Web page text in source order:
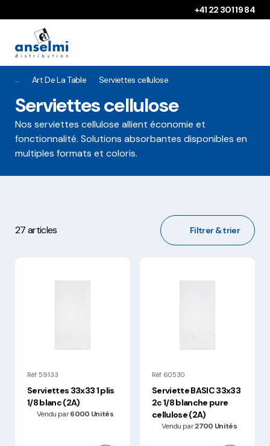
+41 22 301 19 84
Art De La Table Serviettes cellulose
Serviettes cellulose
Nos serviettes cellulose allient économie et
fonctionnalité. Solutions absorbantes disponibles en
multiples formats et coloris.
27 articles Filtrer & trier
Réf 59133
Serviettes 33x33 1 plis
1/8 blanc (2A)
Vendu par6000 Unités
Réf 60530
Serviette BASIC 33x33
2c 1/8 blanche pure
cellulose (2A)
Vendu par2700 Unités